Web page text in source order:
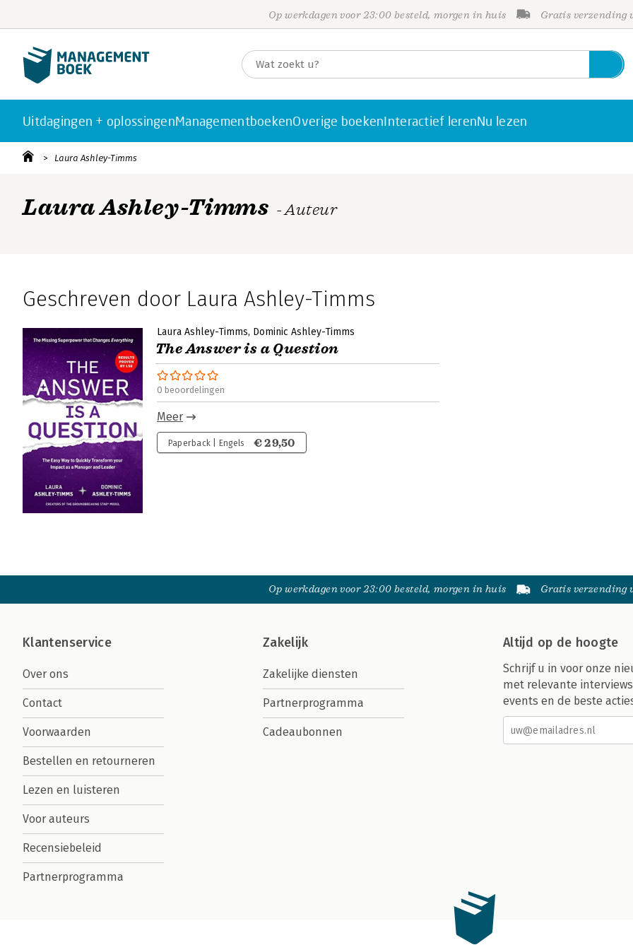
Op werkdagen voor 23:00 besteld, morgen in huis Gratis verzending
Uitdagingen + oplossingenManagementboekenOverige boekenInteractief lerenNu lezen
Laura Ashley-Timms
Laura Ashley-Timms - Auteur
Geschreven door Laura Ashley-Timms
Laura Ashley-Timms Dominic Ashley-Timms
The Answer is a Question
0 beoordelingen
Meer
Paperback | Engels € 29,50
Op werkdagen voor 23:00 besteld, morgen in huis Gratis verzending
Klantenservice
Over ons
Contact
Voorwaarden
Bestellen en retourneren
Lezen en luisteren
Voor auteurs
Recensiebeleid
Partnerprogramma
Zakelijk
Zakelijke diensten
Partnerprogramma
Cadeaubonnen
Altijd op de hoogte
Schrijf u in voor onze
met relevante
events en de beste